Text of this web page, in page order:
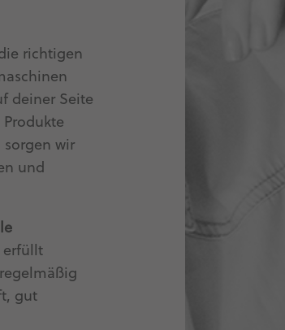
richtigen
deiner Seite
wir
und
erfüllt
gut